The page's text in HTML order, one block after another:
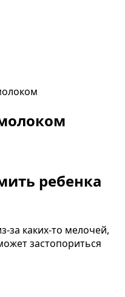
ребенка
за каких-то мелочей,
застопориться